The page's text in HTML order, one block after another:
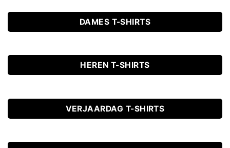
DAMES T-SHIRTS
HEREN T-SHIRTS
VERJAARDAG T-SHIRTS